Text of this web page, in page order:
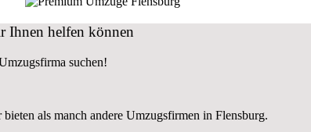
Ihnen helfen können
suchen!
als manch andere Umzugsfirmen in Flensburg.